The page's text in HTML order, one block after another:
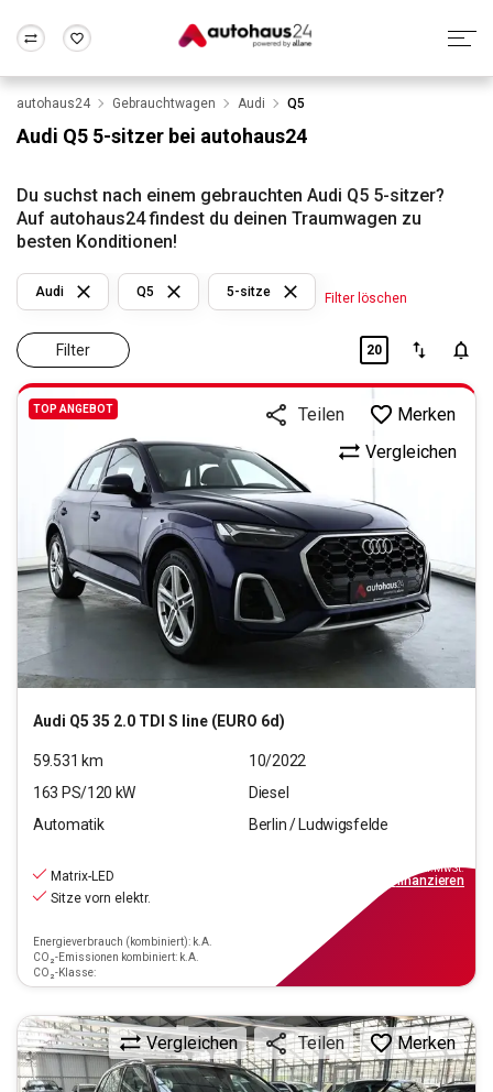
Wir bewerten dein Auto
Alle Fragen & Antworten
Rund um die Inzahlungnahme
Frankfurt Wuppertal
autohaus24 Gebrauchtwagen Audi Q5
Audi Q5 5-sitzer bei autohaus24
Du suchst nach einem gebrauchten Audi Q5 5-sitzer?
Auf autohaus24 findest du deinen Traumwagen zu
besten Konditionen!
Filter
Audi Q5 5-sitze Filter löschen
20
TOP ANGEBOT
Audi Q5 35 2.0 TDI S line (EURO 6d)
Vergleichen
Teilen Merken
59.531 km
10/2022
163 PS/120 kW
Diesel
Automatik
Berlin / Ludwigsfelde
Matrix-LED
Sitze vorn elektr.
Energieverbrauch (kombiniert): k.A.
CO₂-Emissionen kombiniert: k.A.
CO₂-Klasse:
inkl.MwSt.
finanzieren
Vergleichen Teilen Merken